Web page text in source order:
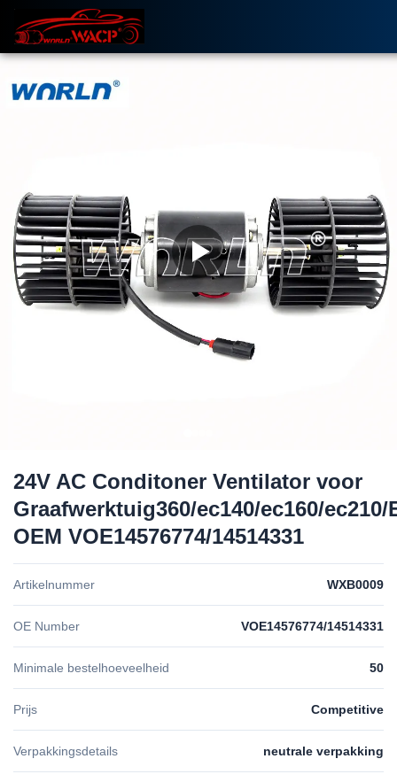
24V AC Conditoner Ventilator voor
Graafwerktuig360/ec140/ec160/ec210/
OEM VOE14576774/14514331
Artikelnummer WXB0009
OE Number VOE14576774/14514331
Minimale bestelhoeveelheid 50
Prijs Competitive
Verpakkingsdetails neutrale verpakking